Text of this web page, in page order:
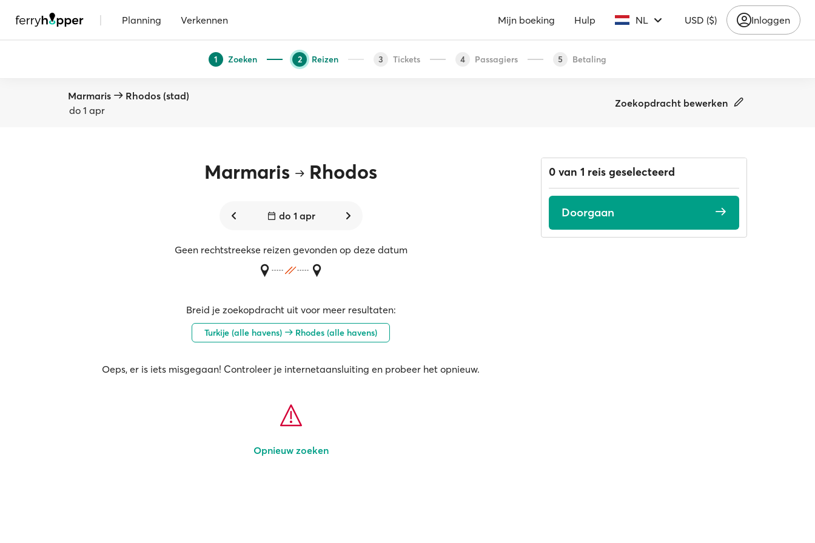
| Planning Verkennen Mijn boeking Hulp NL USD ($) Inloggen
1 Zoeken 2 Reizen 3 Tickets 4 Passagiers 5 Betaling
Marmaris
Rhodos (stad)
do 1 apr
Zoekopdracht bewerken
Marmaris Rhodos
do 1 apr
Geen rechtstreekse reizen gevonden op deze datum
Breid je zoekopdracht uit voor meer resultaten:
Turkije (alle havens) Rhodes (alle havens)
Oeps, er is iets misgegaan! Controleer je internetaansluiting en probeer het opnieuw.
Opnieuw zoeken
0 van 1 reis geselecteerd
Doorgaan